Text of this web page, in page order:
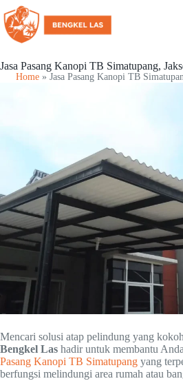
Jasa Pasang Kanopi TB Simatupang,
Home» Jasa Pasang Kanopi TB
Mencari solusi atap pelindung yang
Bengkel Las hadir untuk membantu
Pasang Kanopi TB Simatupang yang
berfungsi melindungi area rumah atau